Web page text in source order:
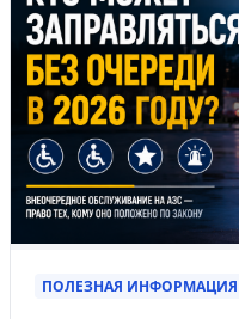
ПОЛЕЗНАЯ ИНФОРМАЦИЯ